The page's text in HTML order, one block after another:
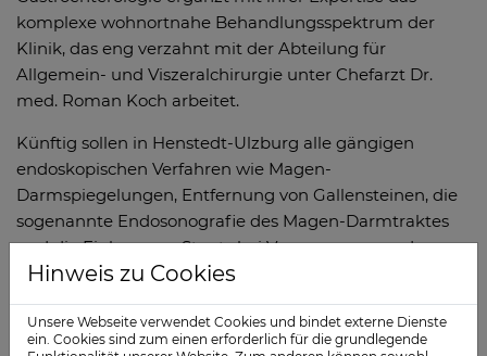
komplexe wohnortnahe Behandlungsspektrum der
Klinik, das eng verzahnt mit der Abteilung für
Allgemein- und Viszeralchirurgie unter Chefarzt Dr.
med. Roman Koch arbeitet.
Künftig sollen in Henstedt-Ulzburg alle gängigen
endoskopischen Verfahren wie Magen-
Darmspiegelungen, Entfernung von Gallensteinen, die
sogenannte Endosonografie des Magen-Darmtraktes
und die Einlage von Stents bei Verengungen und
Drainage von Flüssigkeitsansammlungen angeboten
werden, teilt die Klinik mit. Schon jetzt bestehe eine
große Expertise bei Erkrankungen und Entzündungen
der Bauchspeicheldrüse und bei Krebserkrankungen
Hinweis zu Cookies
Unsere Webseite verwendet Cookies und bindet externe Dienste
ein. Cookies sind zum einen erforderlich für die grundlegende